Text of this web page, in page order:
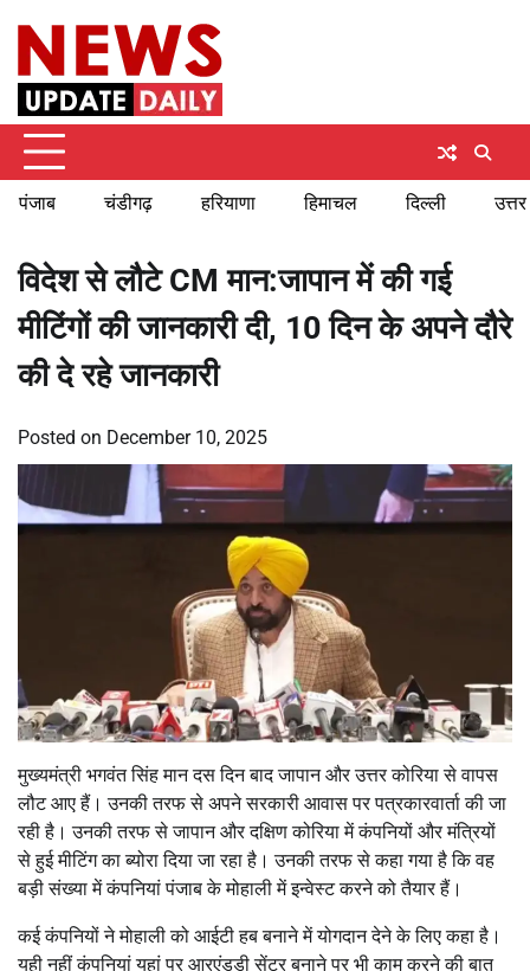
content
पंजाब चंडीगढ़ हरियाणा हिमाचल दिल्ली
विदेश से लौटे CM मान:जापान में की गई
मीटिंगों की जानकारी दी, 10 दिन के अपने दौरे
की दे रहे जानकारी
Posted on December 10, 2025
मुख्यमंत्री भगवंत सिंह मान दस दिन बाद जापान और उत्तर कोरिया से वापस
लौट आए हैं। उनकी तरफ से अपने सरकारी आवास पर पत्रकारवार्ता की जा
रही है। उनकी तरफ से जापान और दक्षिण कोरिया में कंपनियों और मंत्रियों
से हुई मीटिंग का ब्योरा दिया जा रहा है। उनकी तरफ से कहा गया है कि वह
बड़ी संख्या में कंपनियां पंजाब के मोहाली में इन्वेस्ट करने को तैयार हैं।
कई कंपनियों ने मोहाली को आईटी हब बनाने में योगदान देने के लिए कहा है।
यही नहीं कंपनियां यहां पर आरएंडडी सेंटर बनाने पर भी काम करने की बात